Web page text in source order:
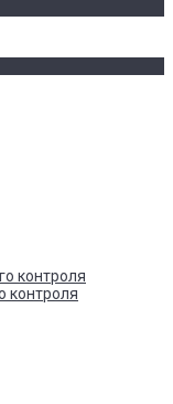
контроля
контроля